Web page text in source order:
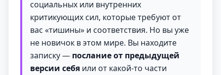
социальных или внутренних
критикующих сил, которые требуют от
вас «тишины» и соответствия. Но вы уже
не новичок в этом мире. Вы находите
записку — послание от предыдущей
версии себя или от какой-то части